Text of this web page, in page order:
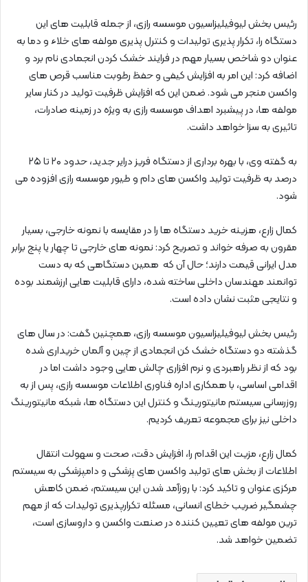
رئیس بخش لیوفیلیزاسیون موسسه رازی، از جمله قابلیت های این
دستگاه را، تکرار پذیری تولیدات و کنترل پذیری مولفه های خلاء و دما به
عنوان دو شاخص بسیار مهم در فرایند خشک کردن انجمادی نام برد و
اضافه کرد: این امر به افزایش کیفی و حفظ رطوبت مناسب قرص های
واکسن منجر می شود. ضمن این که افزایش ظرفیت تولید در کنار سایر
مولفه ها، در پیشبرد اهداف موسسه رازی به ویژه در زمینه صادرات،
تاثیری به سزا خواهد داشت.
به گفته وی، با بهره برداری از دستگاه فریز درایر جدید، حدود ۲۰ تا ۲۵
درصد به ظرفیت تولید واکسن های دام و طیور موسسه رازی افزوده می
شود.
کمال زارع، هزینه خرید دستگاه ها را در مقایسه با نمونه خارجی، بسیار
مقرون به صرفه خواند و تصریح کرد: نمونه های خارجی تا چهار یا پنج برابر
مدل ایرانی قیمت دارند؛ حال آن که همین دستگاهی که به دست
توانمند مهندسان داخلی ساخته شده، دارای قابلیت هایی ارزشمند بوده
و نتایجی مثبت نشان داده است.
رئیس بخش لیوفیلیزاسیون موسسه رازی، همچنین گفت: در سال های
گذشته دو دستگاه خشک کن انجمادی از چین و آلمان خریداری شده
بود که از نظر راهبردی و نرم افزاری چالش هایی وجود داشت اما در
اقدامی اساسی، با همکاری اداره فناوری اطلاعات موسسه رازی، پس از به
روزرسانی سیستم مانیتورینگ و کنترل این دستگاه ها، شبکه مانیتورینگ
داخلی نیز برای مجموعه تعریف کردیم.
کمال زارع، مزیت این اقدام را، افزایش دقت، صحت و سهولت انتقال
اطلاعات از بخش های تولید واکسن های پزشکی و دامپزشکی به سیستم
مرکزی عنوان و تاکید کرد: با روزآمد شدن این سیستم، ضمن کاهش
چشمگیر ضریب خطای انسانی، مسئله تکرارپذیری تولیدات که از مهم
ترین مولفه های تعیین کننده در صنعت واکسن و داروسازی است،
تضمین خواهد شد.